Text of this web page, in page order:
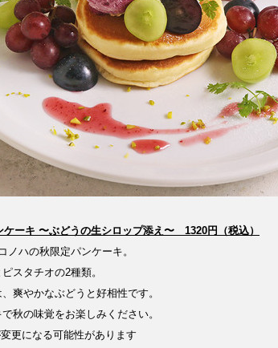
ーキ 〜ぶどうの生シロップ添え〜 1320円（税込）
ノハの秋限定パンケーキ。
スタチオの2種類。
爽やかなぶどうと好相性です。
秋の味覚をお楽しみください。
更になる可能性があります